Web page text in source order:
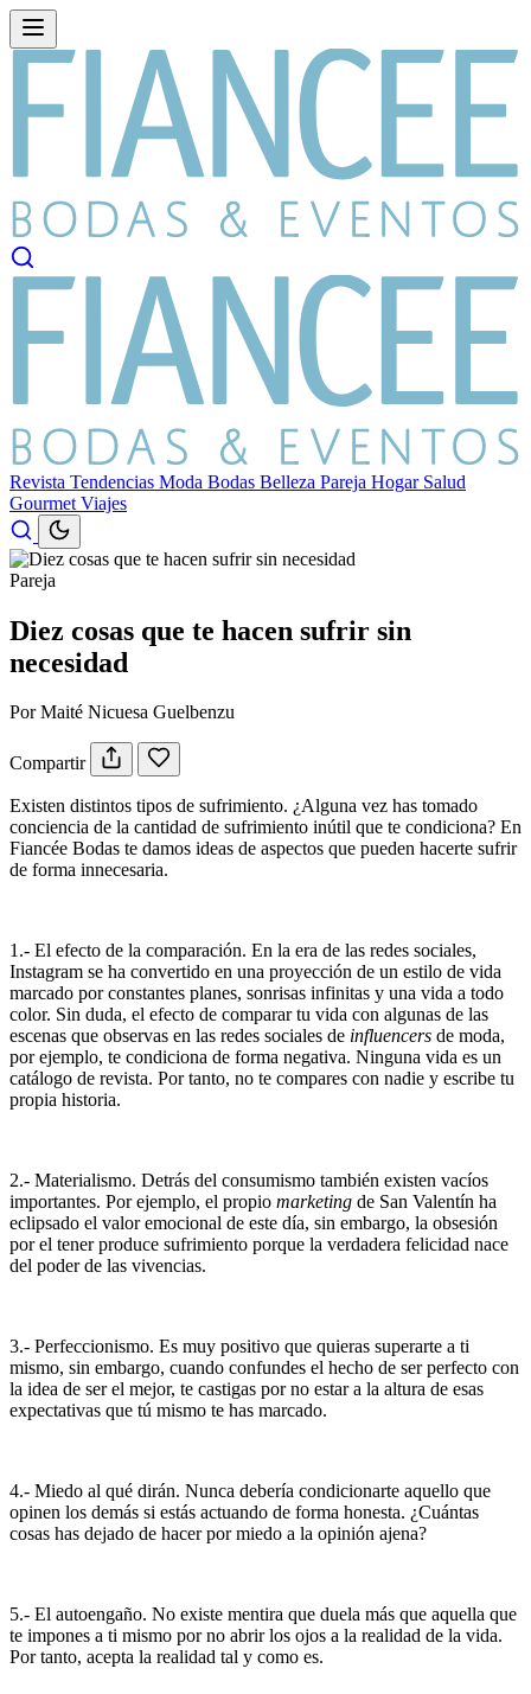
Revista Tendencias Moda Bodas Belleza Pareja Hogar Salud
Gourmet Viajes
Pareja
Diez cosas que te hacen sufrir sin
necesidad
Por Maité Nicuesa Guelbenzu
Compartir
Existen distintos tipos de sufrimiento. ¿Alguna vez has tomado
conciencia de la cantidad de sufrimiento inútil que te condiciona? En
Fiancée Bodas te damos ideas de aspectos que pueden hacerte sufrir
de forma innecesaria.
1.- El efecto de la comparación. En la era de las redes sociales,
Instagram se ha convertido en una proyección de un estilo de vida
marcado por constantes planes, sonrisas infinitas y una vida a todo
color. Sin duda, el efecto de comparar tu vida con algunas de las
escenas que observas en las redes sociales de influencers de moda,
por ejemplo, te condiciona de forma negativa. Ninguna vida es un
catálogo de revista. Por tanto, no te compares con nadie y escribe tu
propia historia.
2.- Materialismo. Detrás del consumismo también existen vacíos
importantes. Por ejemplo, el propio marketing de San Valentín ha
eclipsado el valor emocional de este día, sin embargo, la obsesión
por el tener produce sufrimiento porque la verdadera felicidad nace
del poder de las vivencias.
3.- Perfeccionismo. Es muy positivo que quieras superarte a ti
mismo, sin embargo, cuando confundes el hecho de ser perfecto con
la idea de ser el mejor, te castigas por no estar a la altura de esas
expectativas que tú mismo te has marcado.
4.- Miedo al qué dirán. Nunca debería condicionarte aquello que
opinen los demás si estás actuando de forma honesta. ¿Cuántas
cosas has dejado de hacer por miedo a la opinión ajena?
5.- El autoengaño. No existe mentira que duela más que aquella que
te impones a ti mismo por no abrir los ojos a la realidad de la vida.
Por tanto, acepta la realidad tal y como es.